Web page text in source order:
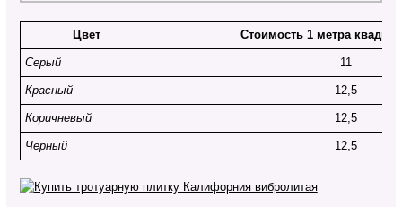
Цвет Стоимость 1 метра
Серый 11
Красный 12,5
Коричневый 12,5
Черный 12,5